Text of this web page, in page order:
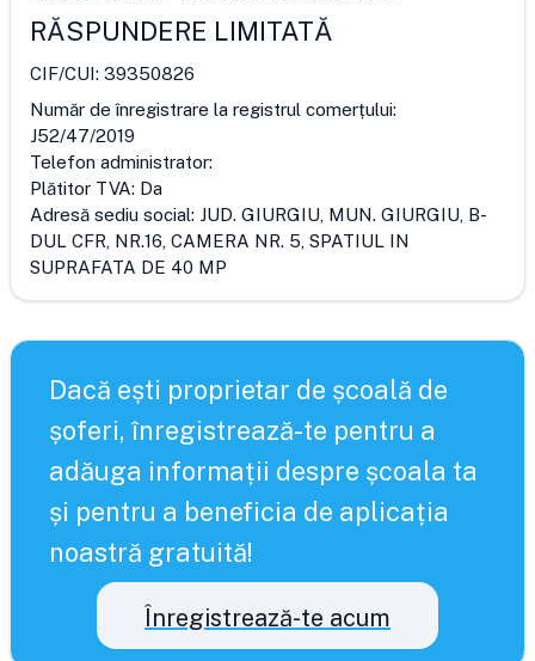
RĂSPUNDERE LIMITATĂ
CIF/CUI: 39350826
Număr de înregistrare la registrul comerțului:
J52/47/2019
Telefon administrator:
Plătitor TVA: Da
Adresă sediu social: JUD. GIURGIU, MUN. GIURGIU, B-
DUL CFR, NR.16, CAMERA NR. 5, SPATIUL IN
SUPRAFATA DE 40 MP
Dacă ești proprietar de școală de
șoferi, înregistrează-te pentru a
adăuga informații despre școala ta
și pentru a beneficia de aplicația
noastră gratuită!
Înregistrează-te acum